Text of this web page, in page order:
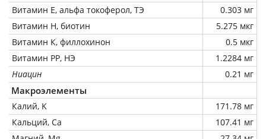
Витамин Е, альфа токоферол, ТЭ
0.303 мг
Витамин Н, биотин
5.275 мкг
Витамин К, филлохинон
0.5 мкг
Витамин РР, НЭ
1.2284 мг
Ниацин
0.21 мг
Макроэлементы
Калий, K
171.78 мг
Кальций, Ca
107.41 мг